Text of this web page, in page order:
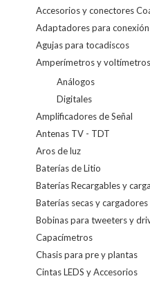
Accesorios y conectores
Adaptadores para
Agujas para tocadiscos
Amperímetros y voltímetros
Análogos
Digitales
Amplificadores de Señal
Antenas TV - TDT
Aros de luz
Baterías de Litio
Baterías Recargables y
Baterías secas y cargadores
Bobinas para tweeters y
Capacímetros
Chasis para pre y plantas
Cintas LEDS y Accesorios